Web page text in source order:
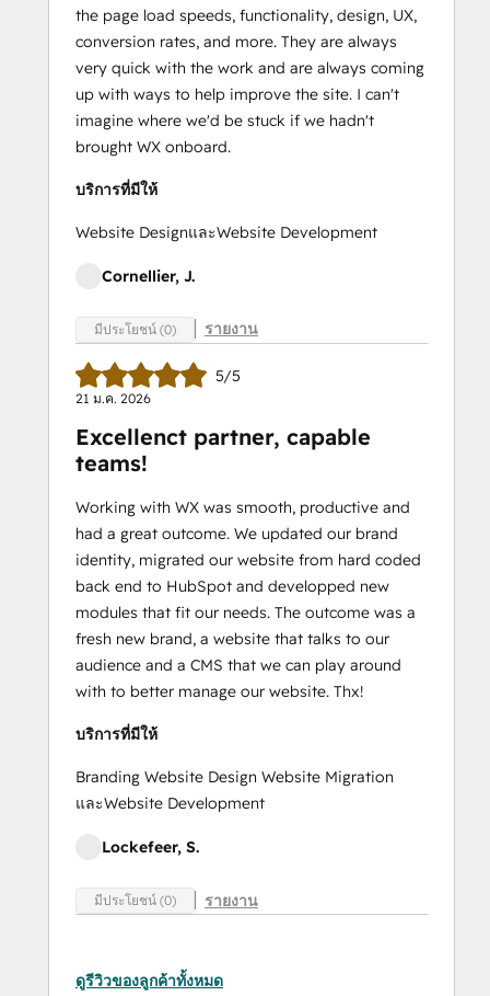
the page load speeds, functionality, design, UX,
conversion rates, and more. They are always
very quick with the work and are always coming
up with ways to help improve the site. I can't
imagine where we'd be stuck if we hadn't
brought WX onboard.
บริการที่มีให้
Website DesignและWebsite Development
Cornellier, J.
มีประโยชน์ (0) รายงาน
5/5
21 ม.ค. 2026
Excellenct partner, capable
teams!
Working with WX was smooth, productive and
had a great outcome. We updated our brand
identity, migrated our website from hard coded
back end to HubSpot and developped new
modules that fit our needs. The outcome was a
fresh new brand, a website that talks to our
audience and a CMS that we can play around
with to better manage our website. Thx!
บริการที่มีให้
Branding Website Design Website Migration
และWebsite Development
Lockefeer, S.
มีประโยชน์ (0) รายงาน
ดูรีวิวของลูกค้าทั้งหมด